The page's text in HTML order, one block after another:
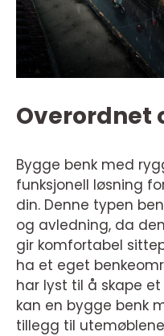
Overordnet
Bygge benk med
funksjonell løsning
din. Denne typen
og avledning, da
gir komfortabel
ha et eget
har lyst til å skape
kan en bygge benk
tillegg til